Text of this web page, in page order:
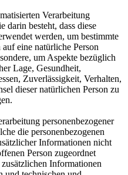
Verarbeitung
darin besteht, dass diese
werden, um bestimmte
eine natürliche Person
um Aspekte bezüglich
Lage, Gesundheit,
Zuverlässigkeit, Verhalten,
dieser natürlichen Person zu
personenbezogener
die personenbezogenen
Informationen nicht
Person zugeordnet
Informationen